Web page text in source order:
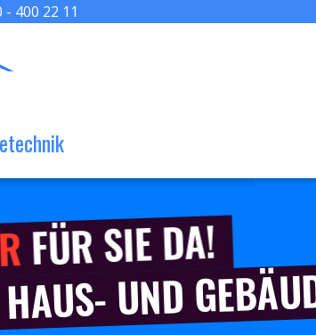
- 400 22 11
FÜR SIE DA!
HAUS- UND